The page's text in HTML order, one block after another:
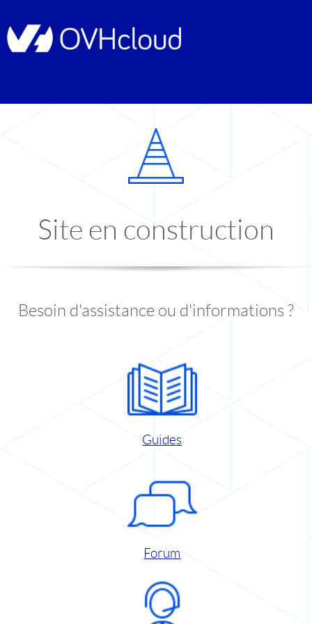
Site en construction
Besoin d'assistance ou d'informations ?
Guides
Forum